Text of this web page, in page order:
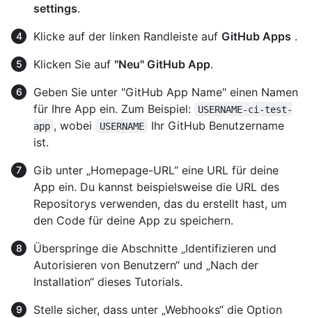
settings.
Klicke auf der linken Randleiste auf GitHub Apps .
Klicken Sie auf "Neu" GitHub App.
Geben Sie unter "GitHub App Name" einen Namen
für Ihre App ein. Zum Beispiel:
USERNAME-ci-test-
app , wobei USERNAME
Ihr GitHub Benutzername
ist.
Gib unter „Homepage-URL“ eine URL für deine
App ein. Du kannst beispielsweise die URL des
Repositorys verwenden, das du erstellt hast, um
den Code für deine App zu speichern.
Überspringe die Abschnitte „Identifizieren und
Autorisieren von Benutzern“ und „Nach der
Installation“ dieses Tutorials.
Stelle sicher, dass unter „Webhooks“ die Option